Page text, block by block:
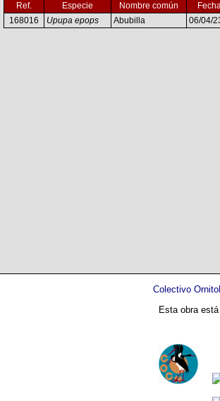
Ref. Especie Nombre común
168016
Upupa epops Abubilla 06/04/
Colectivo
Esta obra